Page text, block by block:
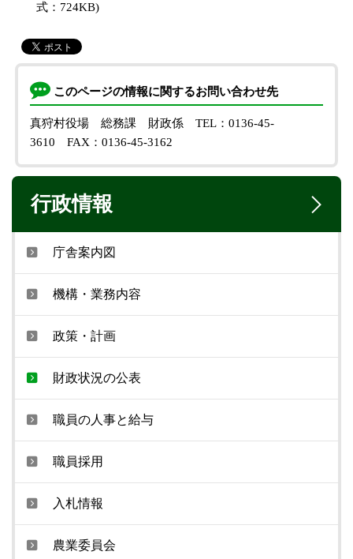
式：724KB)
このページの情報に関するお問い合わせ先
真狩村役場 総務課 財政係
TEL：0136-45-
3610
FAX：0136-45-3162
行政情報
庁舎案内図
機構・業務内容
政策・計画
財政状況の公表
職員の人事と給与
職員採用
入札情報
農業委員会